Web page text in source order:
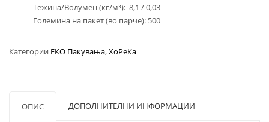
Тежина/Волумен (кг/м³): 8,1 / 0,03
Големина на пакет (во парче): 500
Категории ЕКО Пакувања,ХоРеКа
ОПИС ДОПОЛНИТЕЛНИ ИНФОРМАЦИИ